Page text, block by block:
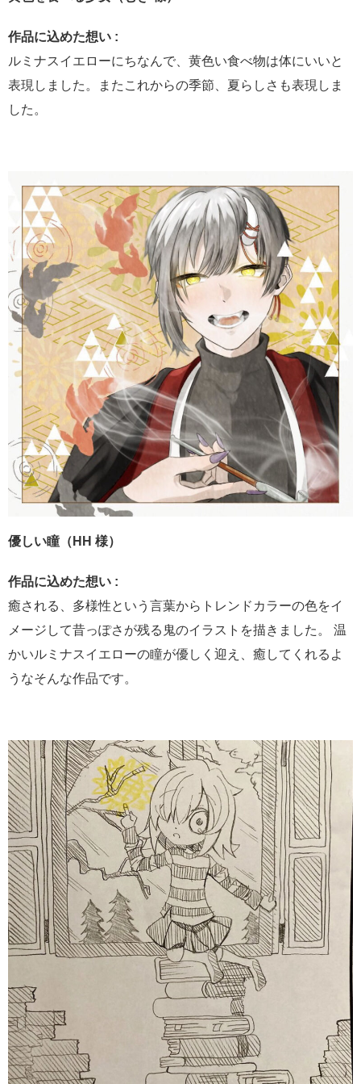
作品に込めた想い :
ルミナスイエローにちなんで、黄色い食べ物は体にいいと
表現しました。またこれからの季節、夏らしさも表現しま
した。
優しい瞳（HH 様）
作品に込めた想い :
癒される、多様性という言葉からトレンドカラーの色をイ
メージして昔っぽさが残る鬼のイラストを描きました。 温
かいルミナスイエローの瞳が優しく迎え、癒してくれるよ
うなそんな作品です。